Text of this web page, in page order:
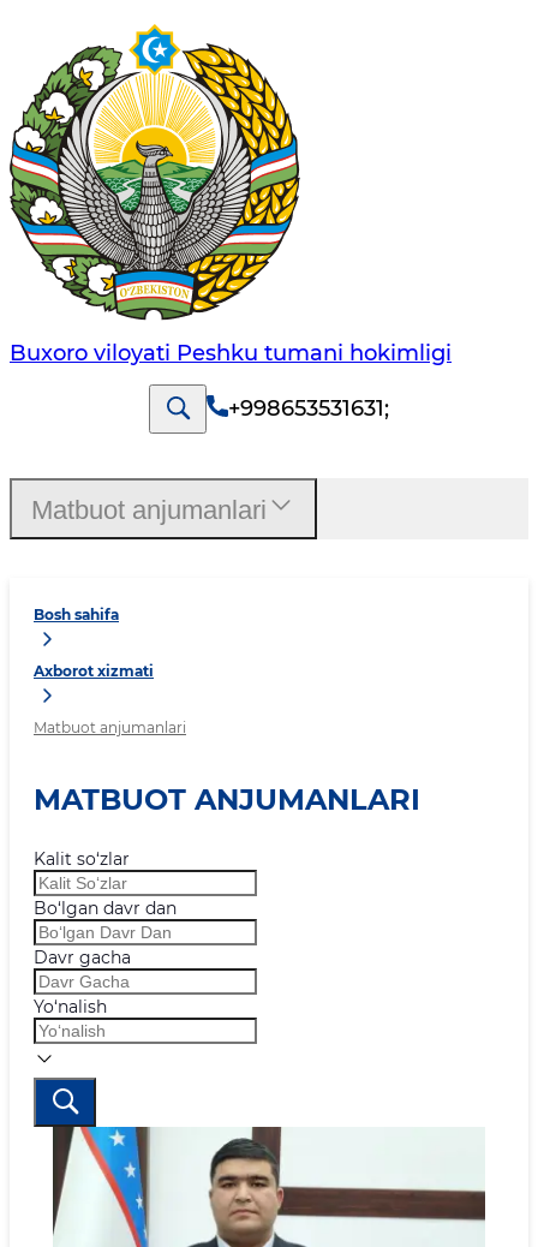
Buxoro viloyati Peshku tumani hokimligi
+998653531631;
Bosh sahifa
Axborot xizmati
Matbuot anjumanlari
MATBUOT ANJUMANLARI
Kalit so‘zlar
Bo‘lgan davr dan
Davr gacha
Yo‘nalish
Matbuot anjumanlari